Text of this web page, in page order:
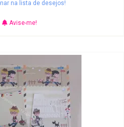
na lista de desejos!
Avise-me!